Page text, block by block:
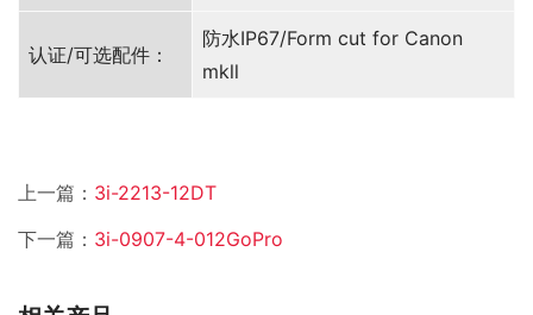
认证/可选配件：
防水IP67/Form cut for Canon
mkll
上一篇： 3i-2213-12DT
下一篇： 3i-0907-4-012GoPro